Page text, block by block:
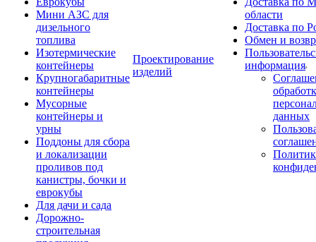
Мини АЗС для
дизельного
топлива
Изотермические
контейнеры
Крупногабаритные
контейнеры
Мусорные
контейнеры и
урны
Поддоны для сбора
и локализации
проливов под
канистры, бочки и
еврокубы
Для дачи и сада
Дорожно-
строительная
Проектирование
изделий
области
Доставка по
Обмен и
информация
данных